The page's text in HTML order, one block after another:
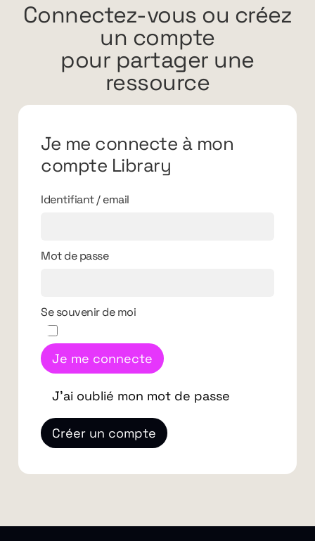
Connectez-vous ou créez
un compte
pour partager une
ressource
Je me connecte à mon
compte Library
Identifiant / email
Mot de passe
Se souvenir de moi
Je me connecte
J'ai oublié mon mot de passe
Créer un compte